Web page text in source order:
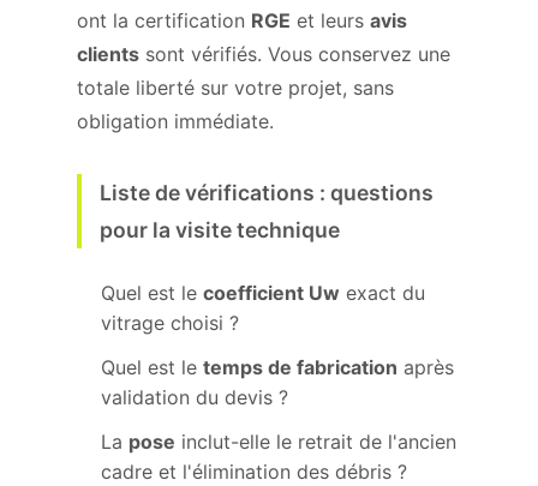
ont la certification RGE et leurs avis
clients sont vérifiés. Vous conservez une
totale liberté sur votre projet, sans
obligation immédiate.
Liste de vérifications : questions
pour la visite technique
Quel est le coefficient Uw exact du
vitrage choisi ?
Quel est le temps de fabrication après
validation du devis ?
La pose inclut-elle le retrait de l'ancien
cadre et l'élimination des débris ?